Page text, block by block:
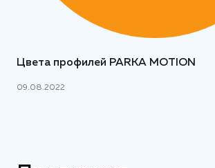
Цвета профилей PARKA MOTION
09.08.2022